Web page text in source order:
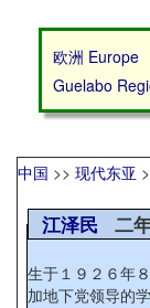
欧洲 Europe
Guelabo
中国 >> 现代东亚
江泽民 二
生于１９２６年
加地下党领导的